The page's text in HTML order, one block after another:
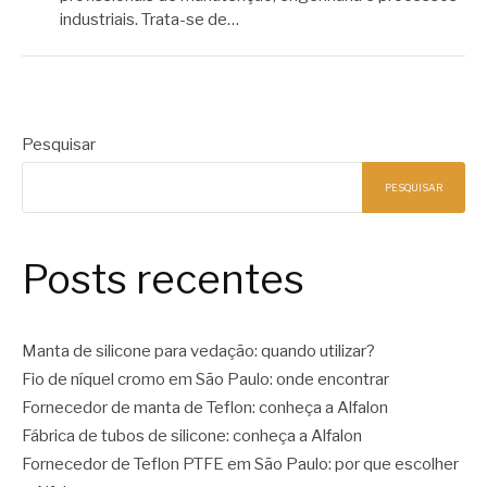
industriais. Trata-se de…
Pesquisar
PESQUISAR
Posts recentes
Manta de silicone para vedação: quando utilizar?
Fio de níquel cromo em São Paulo: onde encontrar
Fornecedor de manta de Teflon: conheça a Alfalon
Fábrica de tubos de silicone: conheça a Alfalon
Fornecedor de Teflon PTFE em São Paulo: por que escolher